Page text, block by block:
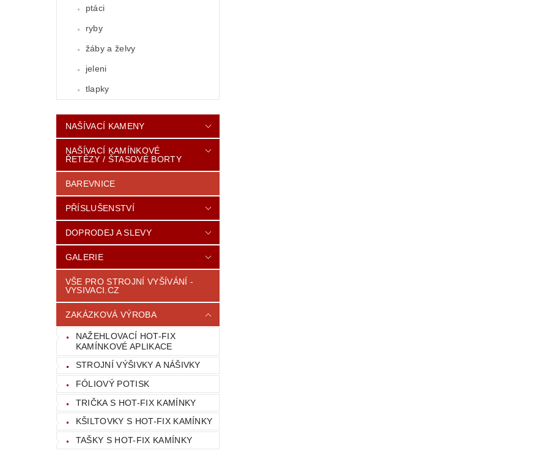
ptáci
ryby
žáby a želvy
jeleni
tlapky
NAŠÍVACÍ KAMENY
NAŠÍVACÍ KAMÍNKOVÉ
ŘETĚZY / ŠTASOVÉ BORTY
BAREVNICE
PŘÍSLUŠENSTVÍ
DOPRODEJ A SLEVY
GALERIE
VŠE PRO STROJNÍ VYŠÍVÁNÍ -
VYSIVACI.CZ
ZAKÁZKOVÁ VÝROBA
NAŽEHLOVACÍ HOT-FIX
KAMÍNKOVÉ APLIKACE
STROJNÍ VÝŠIVKY A NÁŠIVKY
FÓLIOVÝ POTISK
TRIČKA S HOT-FIX KAMÍNKY
KŠILTOVKY S HOT-FIX KAMÍNKY
TAŠKY S HOT-FIX KAMÍNKY